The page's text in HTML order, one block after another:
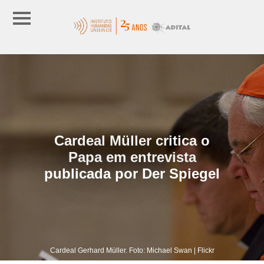
Cardeal Müller critica o
Papa em entrevista
publicada por Der Spiegel
Cardeal Gerhard Müller. Foto: Michael Swan | Flickr